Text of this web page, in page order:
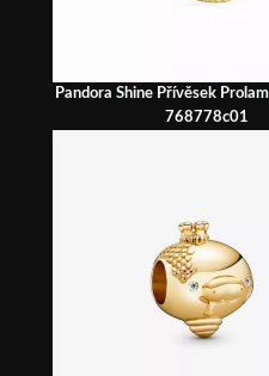
Pandora Shine Přívěsek
768778c01